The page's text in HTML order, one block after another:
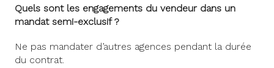
Quels sont les engagements du vendeur dans un
mandat semi-exclusif ?
Ne pas mandater d’autres agences pendant la durée
du contrat.